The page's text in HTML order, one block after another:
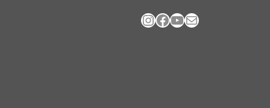
Instagram
Facebook
YouTube
Mail